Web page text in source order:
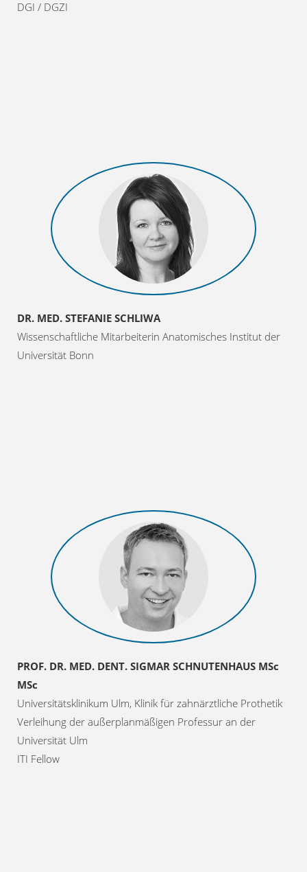
DGI / DGZI
DR. MED. STEFANIE SCHLIWA
Wissenschaftliche Mitarbeiterin Anatomisches Institut der
Universität Bonn
PROF. DR. MED. DENT. SIGMAR SCHNUTENHAUS MSc
MSc
Universitätsklinikum Ulm, Klinik für zahnärztliche Prothetik
Verleihung der außerplanmäßigen Professur an der
Universität Ulm
ITI Fellow